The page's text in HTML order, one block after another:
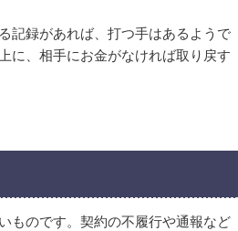
記録があれば、打つ手はあるようで
に、相手にお金がなければ取り戻す
ものです。契約の不履行や通報など